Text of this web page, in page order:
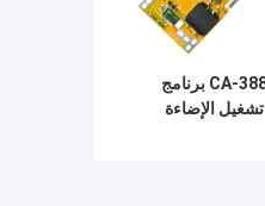
CA-388 برنامج
تشغيل الإضاءة